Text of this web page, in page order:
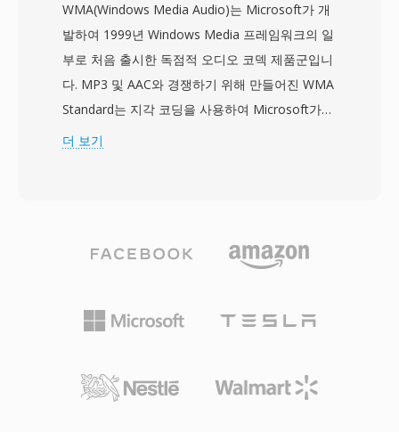
트 스트리밍, 불안정한 연결에서 재생 중단을 최소
화하도록 설계된 버퍼링 알고리즘을 지원합니다.
전성기에는 RealPlayer가 수억 대의 PC에 설치되
었으며, BBC와 NPR 같은 방송사들이 온라인 스
트림에 RealAudio를 사용했습니다. 지속적인 기술
기여는 나중에 HLS와 DASH 같은 표준에 영향을
며 현재 기기에서의 재생을 위한 변환이 필요합니
WMA(Windows Media Audio)는 Microsoft가 개
발하여 1999년 Windows Media 프레임워크의 일
부로 처음 출시한 독점적 오디오 코덱 제품군입니
다. MP3 및 AAC와 경쟁하기 위해 만들어진 WMA
Standard는 지각 코딩을 사용하여 Microsoft가
64 kbps의 낮은 비트레이트에서도 CD에 가까운
Professional, 비트 단위 정확한 보관 압축을 위한
콘텐츠에 최적화된 WMA Voice로 성장했습니다.
Windows, Windows Media Player, Zune 생태계
력한 배포 이점을 제공했으며, 디지털 저작권 관리
더 보기